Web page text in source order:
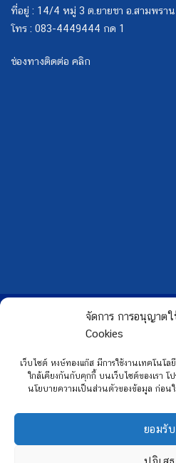
จัดการ การอนุญาตใ
Cookies
เว็บไซต์ หงษ์ทองแก๊ส มีการใช้งานเทคโน
ใกล้เคียงกันกับคุกกี้ บนเว็บไซต์ของเรา โ
นโยบายความเป็นส่วนตัวของข้อมูล ก่อน
ยอมรับ
ที่อยู่ : 14/4 หมู่ 3 ต.ยายชา อ.สามพรา
โทร : 083-4449444 กด 1
ช่องทางติดต่อ คลิก
Copyright 2026 ©